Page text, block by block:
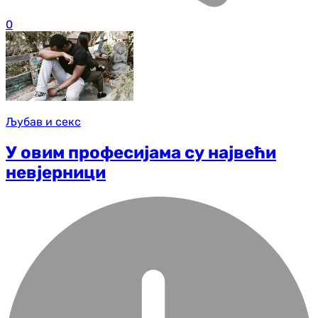
0
Љубав и секс
У овим професијама су највећи
невјерници